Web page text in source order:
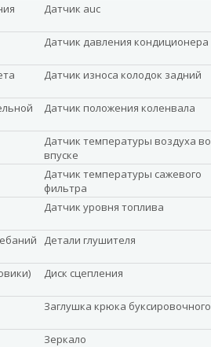
Датчик auc
Датчик давления кондиционера
Датчик износа колодок задний
Датчик положения коленвала
Датчик температуры воздуха во
впуске
Датчик температуры сажевого
фильтра
Датчик уровня топлива
Детали глушителя
Диск сцепления
Заглушка крюка буксировочного
Зеркало